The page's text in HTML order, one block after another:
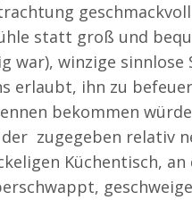
statt groß und
winzige sinnlose
erlaubt, ihn zu
bekommen
zugegeben relativ
Küchentisch,